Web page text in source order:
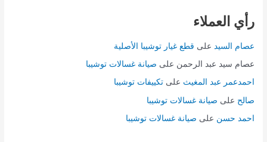
رأي العملاء
عصام السيد على قطع غيار توشيبا الأصلية
عصام سيد عبد الرحمن على صيانة غسالات توشيبا
احمدعمر عبد المغيث علىتكييفات توشيبا
صالح على صيانة غسالات توشيبا
احمد حسن على صيانة غسالات توشيبا